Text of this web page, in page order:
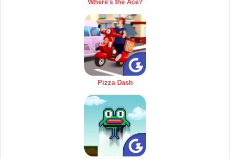
Where's the Ace?
Pizza Dash